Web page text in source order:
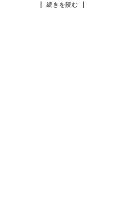
続きを読む